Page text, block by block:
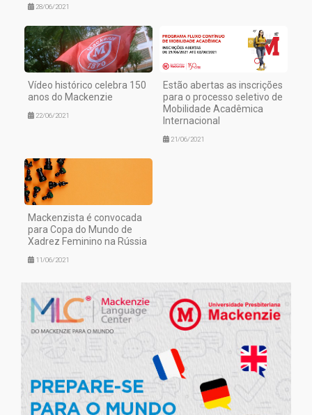
28/06/2021
Vídeo histórico celebra 150
anos do Mackenzie
22/06/2021
Estão abertas as inscrições
para o processo seletivo de
Mobilidade Acadêmica
Internacional
21/06/2021
Mackenzista é convocada
para Copa do Mundo de
Xadrez Feminino na Rússia
11/06/2021